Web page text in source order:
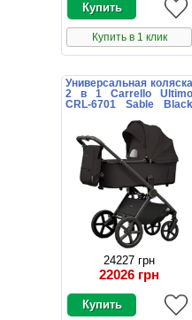
Купить в 1 клик
Универсальная коляска
2 в 1 Carrello Ultimo
CRL-6701 Sable Black
24227 грн
22026 грн